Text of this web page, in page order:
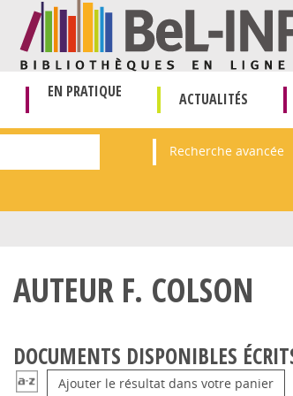
EN PRATIQUE ACTUALITÉS
Recherche avancée
AUTEUR F. COLSON
DOCUMENTS DISPONIBLES
Ajouter le résultat dans votre panier